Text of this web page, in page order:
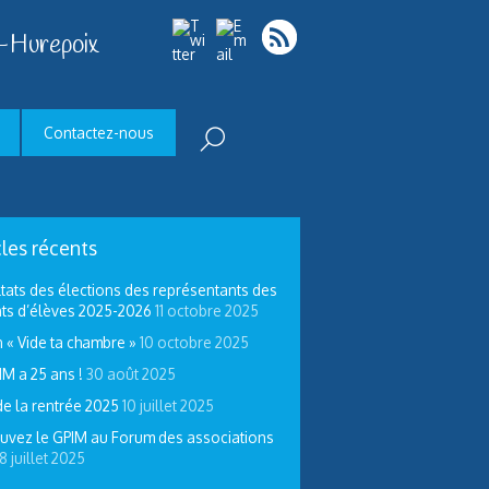
Hurepoix
Contactez-nous
récents
des élections des représentants des
d’élèves 2025-2026 11 octobre 2025
« Vide ta chambre » 10 octobre 2025
a 25 ans ! 30 août 2025
la rentrée 2025 10 juillet 2025
le GPIM au Forum des associations
8 juillet 2025